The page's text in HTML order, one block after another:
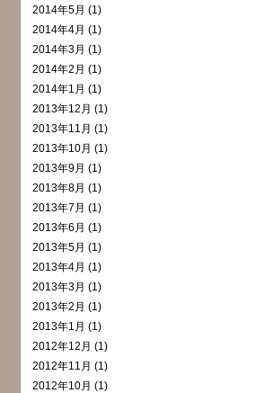
2014年5月 (1)
2014年4月 (1)
2014年3月 (1)
2014年2月 (1)
2014年1月 (1)
2013年12月 (1)
2013年11月 (1)
2013年10月 (1)
2013年9月 (1)
2013年8月 (1)
2013年7月 (1)
2013年6月 (1)
2013年5月 (1)
2013年4月 (1)
2013年3月 (1)
2013年2月 (1)
2013年1月 (1)
2012年12月 (1)
2012年11月 (1)
2012年10月 (1)